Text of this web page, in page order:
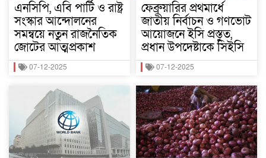
এনসিপি, এবি পার্টি ও রাষ্ট্র
সংস্কার আন্দোলনের
সমন্বয়ে নতুন রাজনৈতিক
জোটের আত্মপ্রকাশ
07-12-2025
ফেব্রুয়ারির প্রথমার্ধে
জাতীয় নির্বাচন ও গণভোট
আয়োজনে ইসি প্রস্তুত,
প্রধান উপদেষ্টাকে সিইসি
07-12-2025